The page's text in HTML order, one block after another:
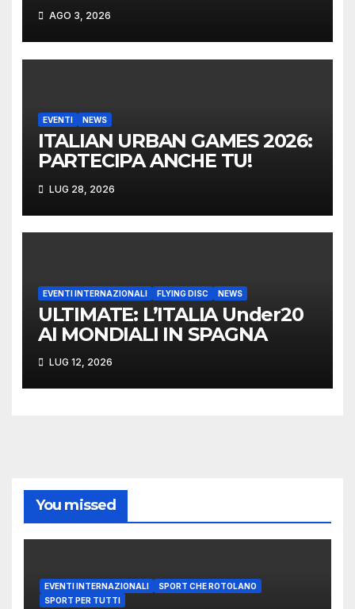
AGO 3, 2026
EVENTI NEWS
ITALIAN URBAN GAMES 2026:
PARTECIPA ANCHE TU!
LUG 28, 2026
EVENTI INTERNAZIONALI FLYING DISC NEWS
ULTIMATE: L’ITALIA Under20
AI MONDIALI IN SPAGNA
LUG 12, 2026
You missed
EVENTI INTERNAZIONALI
SPORT CHE ROTOLANO
SPORT PER TUTTI